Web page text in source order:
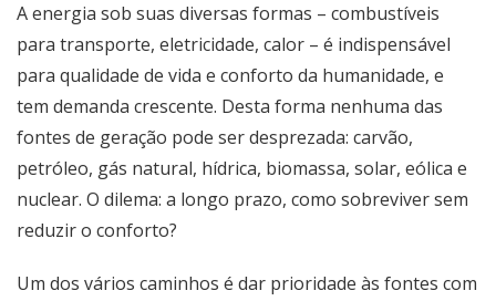
A energia sob suas diversas formas – combustíveis
para transporte, eletricidade, calor – é indispensável
para qualidade de vida e conforto da humanidade, e
tem demanda crescente. Desta forma nenhuma das
fontes de geração pode ser desprezada: carvão,
petróleo, gás natural, hídrica, biomassa, solar, eólica e
nuclear. O dilema: a longo prazo, como sobreviver sem
reduzir o conforto?
Um dos vários caminhos é dar prioridade às fontes com